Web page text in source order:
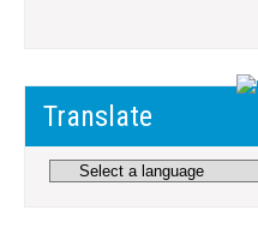
Translate